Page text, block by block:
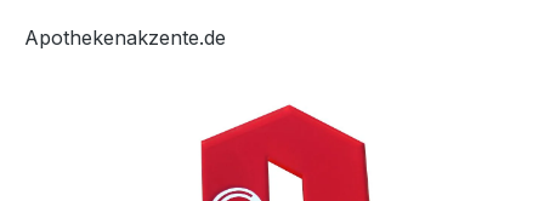
Apothekenakzente.de